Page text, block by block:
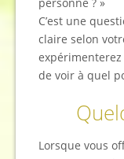
C’est une
claire selon
de voir à quel
Lorsque vous